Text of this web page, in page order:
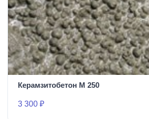
Керамзитобетон М 250
3 300 ₽